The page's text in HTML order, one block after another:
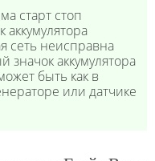
старт стоп
аккумулятора
сеть неисправна
значок аккумулятора
быть как в
или датчике